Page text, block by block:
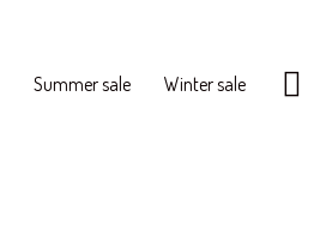
Summer sale Winter sale